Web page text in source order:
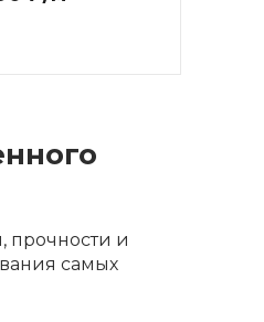
прочности и
самых